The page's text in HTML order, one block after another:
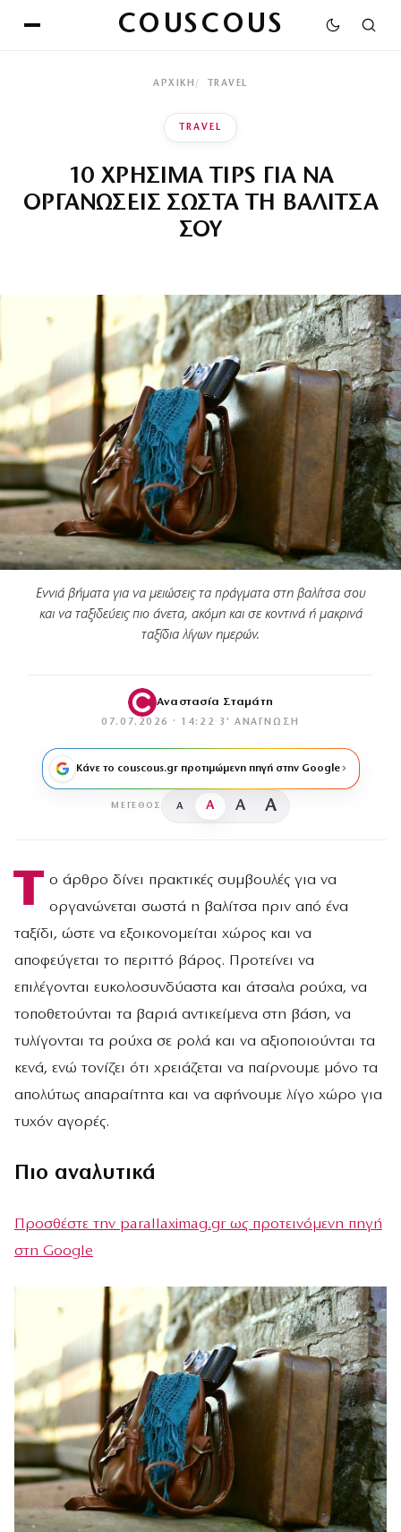
COUSCOUS
ΑΡΧΙΚΉ TRAVEL
TRAVEL
10 ΧΡΗΣΙΜΑ TIPS ΓΙΑ ΝΑ
ΟΡΓΑΝΩΣΕΙΣ ΣΩΣΤΑ ΤΗ ΒΑΛΙΤΣΑ
ΣΟΥ
Εννιά βήματα για να μειώσεις τα πράγματα στη βαλίτσα σου
και να ταξιδεύεις πιο άνετα, ακόμη και σε κοντινά ή μακρινά
ταξίδια λίγων ημερών.
Αναστασία Σταμάτη
07.07.2026 · 14:22 · 3′ ΑΝΆΓΝΩΣΗ
Κάνε το couscous.gr προτιμώμενη πηγή στην Google
ΜΈΓΕΘΟΣ A A A A
Τ ο άρθρο δίνει πρακτικές συμβουλές για να
οργανώνεται σωστά η βαλίτσα πριν από ένα
ταξίδι, ώστε να εξοικονομείται χώρος και να
αποφεύγεται το περιττό βάρος. Προτείνει να
επιλέγονται ευκολοσυνδύαστα και άτσαλα ρούχα, να
τοποθετούνται τα βαριά αντικείμενα στη βάση, να
τυλίγονται τα ρούχα σε ρολά και να αξιοποιούνται τα
κενά, ενώ τονίζει ότι χρειάζεται να παίρνουμε μόνο τα
απολύτως απαραίτητα και να αφήνουμε λίγο χώρο για
τυχόν αγορές.
Πιο αναλυτικά
Προσθέστε την parallaximag.gr ως προτεινόμενη πηγή
στη Google